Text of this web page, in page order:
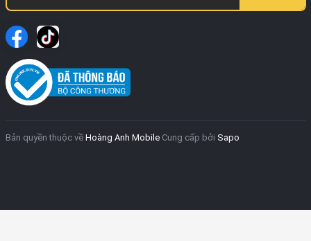
Bản quyền thuộc về Hoàng Anh Mobile Cung cấp bởi Sapo